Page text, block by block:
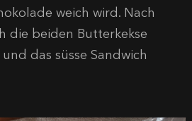
weich wird. Nach
die beiden Butterkekse
das süsse Sandwich